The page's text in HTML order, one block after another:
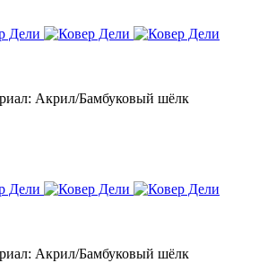
Акрил/Бамбуковый шёлк
Акрил/Бамбуковый шёлк